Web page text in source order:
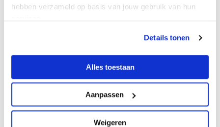
hebben verzameld op basis van jouw gebruik van hun
Details tonen
Alles toestaan
Aanpassen
Weigeren
Afmelden zwemlessen
ABC-zwemles, dé basis voor een leven lang
zwemplezier!